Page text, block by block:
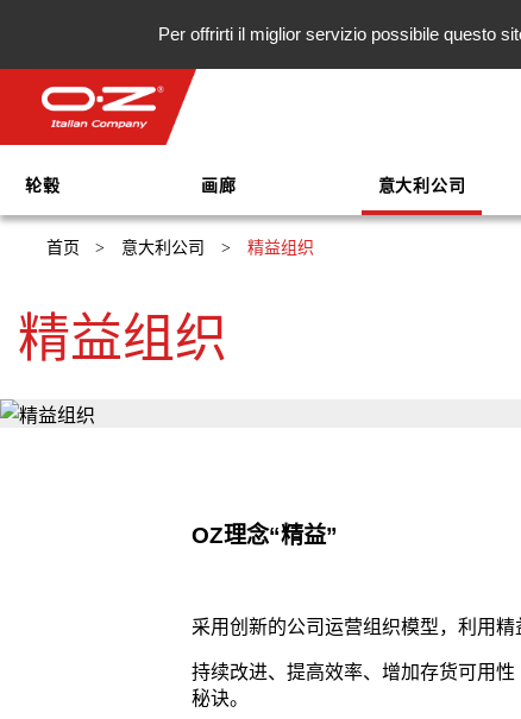
Per offrirti il miglior servizio possibile questo
轮毂 画廊 意大利公司
首页 > 意大利公司 > 精益组织
精益组织
OZ理念“精益”
采用创新的公司运营组织模型，利用
持续改进、提高效率、增加存货可用
秘诀。